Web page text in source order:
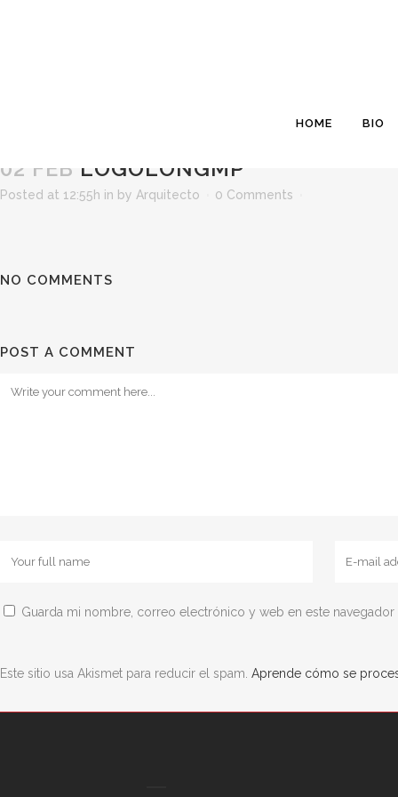
HOME BIO
02 FEB LOGOLONGMP
Posted at 12:55h in by Arquitecto 0 Comments
NO COMMENTS
POST A COMMENT
Guarda mi nombre, correo electrónico y web en este
Este sitio usa Akismet para reducir el spam. Aprende cómo se